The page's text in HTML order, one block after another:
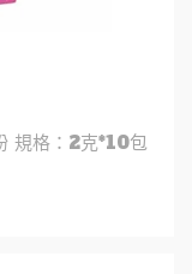
規格：2克*10包